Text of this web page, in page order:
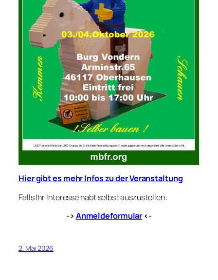
Hier gibt es mehr Infos zu der Veranstaltung
Falls Ihr Interesse habt selbst auszustellen:
-> Anmeldeformular <-
2. Mai 2026